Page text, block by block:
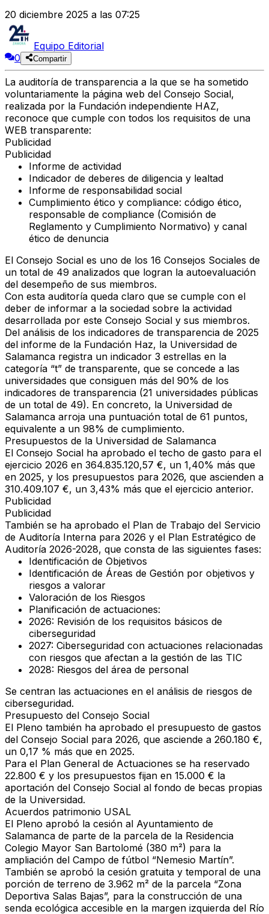
20 diciembre 2025 a las 07:25
Equipo Editorial
0
Compartir
La auditoría de transparencia a la que se ha sometido
voluntariamente la página web del Consejo Social,
realizada por la Fundación independiente HAZ,
reconoce que cumple con todos los requisitos de una
WEB transparente:
Publicidad
Publicidad
Informe de actividad
Indicador de deberes de diligencia y lealtad
Informe de responsabilidad social
Cumplimiento ético y compliance: código ético,
responsable de compliance (Comisión de
Reglamento y Cumplimiento Normativo) y canal
ético de denuncia
El Consejo Social es uno de los 16 Consejos Sociales de
un total de 49 analizados que logran la autoevaluación
del desempeño de sus miembros.
Con esta auditoría queda claro que se cumple con el
deber de informar a la sociedad sobre la actividad
desarrollada por este Consejo Social y sus miembros.
Del análisis de los indicadores de transparencia de 2025
del informe de la Fundación Haz, la Universidad de
Salamanca registra un indicador 3 estrellas en la
categoría “t” de transparente, que se concede a las
universidades que consiguen más del 90% de los
indicadores de transparencia (21 universidades públicas
de un total de 49). En concreto, la Universidad de
Salamanca arroja una puntuación total de 61 puntos,
equivalente a un 98% de cumplimiento.
Presupuestos de la Universidad de Salamanca
El Consejo Social ha aprobado el techo de gasto para el
ejercicio 2026 en 364.835.120,57 €, un 1,40% más que
en 2025, y los presupuestos para 2026, que ascienden a
310.409.107 €, un 3,43% más que el ejercicio anterior.
Publicidad
Publicidad
También se ha aprobado el Plan de Trabajo del Servicio
de Auditoría Interna para 2026 y el Plan Estratégico de
Auditoría 2026-2028, que consta de las siguientes fases:
Identificación de Objetivos
Identificación de Áreas de Gestión por objetivos y
riesgos a valorar
Valoración de los Riesgos
Planificación de actuaciones:
2026: Revisión de los requisitos básicos de
ciberseguridad
2027: Ciberseguridad con actuaciones relacionadas
con riesgos que afectan a la gestión de las TIC
2028: Riesgos del área de personal
Se centran las actuaciones en el análisis de riesgos de
ciberseguridad.
Presupuesto del Consejo Social
El Pleno también ha aprobado el presupuesto de gastos
del Consejo Social para 2026, que asciende a 260.180 €,
un 0,17 % más que en 2025.
Para el Plan General de Actuaciones se ha reservado
22.800 € y los presupuestos fijan en 15.000 € la
aportación del Consejo Social al fondo de becas propias
de la Universidad.
Acuerdos patrimonio USAL
El Pleno aprobó la cesión al Ayuntamiento de
Salamanca de parte de la parcela de la Residencia
Colegio Mayor San Bartolomé (380 m²) para la
ampliación del Campo de fútbol “Nemesio Martín”.
También se aprobó la cesión gratuita y temporal de una
porción de terreno de 3.962 m² de la parcela “Zona
Deportiva Salas Bajas”, para la construcción de una
senda ecológica accesible en la margen izquierda del Río